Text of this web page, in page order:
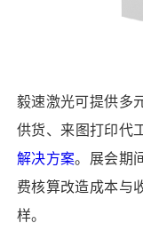
毅速激光可提供多
供货、来图打印代
解决方案。展会期
费核算改造成本与
样。